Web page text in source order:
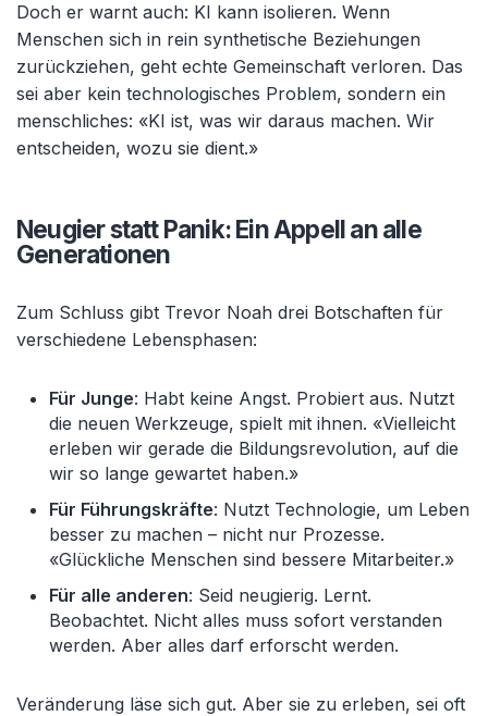
Doch er warnt auch: KI kann isolieren. Wenn
Menschen sich in rein synthetische Beziehungen
zurückziehen, geht echte Gemeinschaft verloren. Das
sei aber kein technologisches Problem, sondern ein
menschliches: «KI ist, was wir daraus machen. Wir
entscheiden, wozu sie dient.»
Neugier statt Panik: Ein Appell an alle
Generationen
Zum Schluss gibt Trevor Noah drei Botschaften für
verschiedene Lebensphasen:
Für Junge: Habt keine Angst. Probiert aus. Nutzt
die neuen Werkzeuge, spielt mit ihnen. «Vielleicht
erleben wir gerade die Bildungsrevolution, auf die
wir so lange gewartet haben.»
Für Führungskräfte: Nutzt Technologie, um Leben
besser zu machen – nicht nur Prozesse.
«Glückliche Menschen sind bessere Mitarbeiter.»
Für alle anderen: Seid neugierig. Lernt.
Beobachtet. Nicht alles muss sofort verstanden
werden. Aber alles darf erforscht werden.
Veränderung läse sich gut. Aber sie zu erleben, sei oft